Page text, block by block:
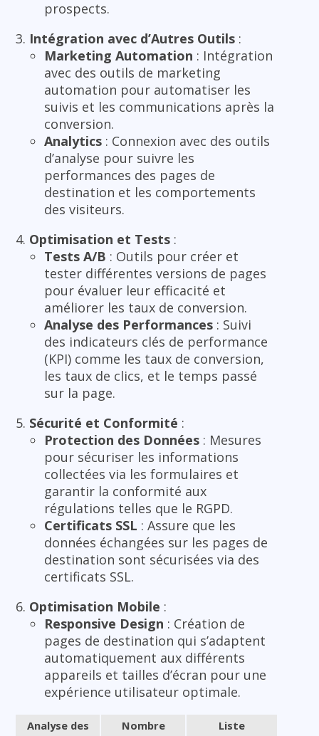
prospects.
Intégration avec d’Autres Outils :
Marketing Automation : Intégration
avec des outils de marketing
automation pour automatiser les
suivis et les communications après la
conversion.
Analytics : Connexion avec des outils
d’analyse pour suivre les
performances des pages de
destination et les comportements
des visiteurs.
Optimisation et Tests :
Tests A/B : Outils pour créer et
tester différentes versions de pages
pour évaluer leur efficacité et
améliorer les taux de conversion.
Analyse des Performances : Suivi
des indicateurs clés de performance
(KPI) comme les taux de conversion,
les taux de clics, et le temps passé
sur la page.
Sécurité et Conformité :
Protection des Données : Mesures
pour sécuriser les informations
collectées via les formulaires et
garantir la conformité aux
régulations telles que le RGPD.
Certificats SSL : Assure que les
données échangées sur les pages de
destination sont sécurisées via des
certificats SSL.
Optimisation Mobile :
Responsive Design : Création de
pages de destination qui s’adaptent
automatiquement aux différents
appareils et tailles d’écran pour une
expérience utilisateur optimale.
Analyse des
Nombre
Liste